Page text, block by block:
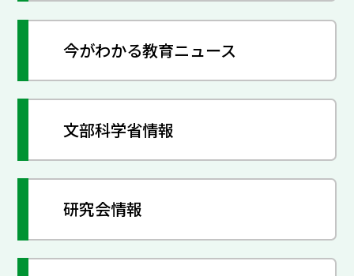
今がわかる教育ニュース
文部科学省情報
研究会情報